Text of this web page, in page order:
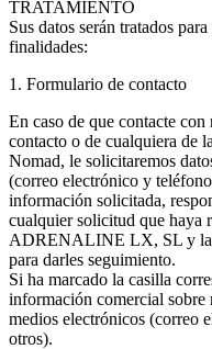
TRATAMIENTO
Sus datos serán tratados
finalidades:
1. Formulario de contacto
En caso de que contacte
contacto o de cualquiera de
Nomad, le solicitaremos
(correo electrónico y
información solicitada,
cualquier solicitud que haya
ADRENALINE LX, SL y
para darles seguimiento.
Si ha marcado la casilla
información comercial sobre
medios electrónicos (correo
otros).